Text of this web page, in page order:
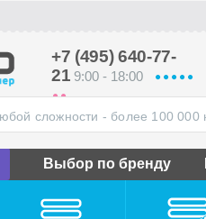
+7 (495) 640-77-
21 9:00 - 18:00
Выбор по бренду